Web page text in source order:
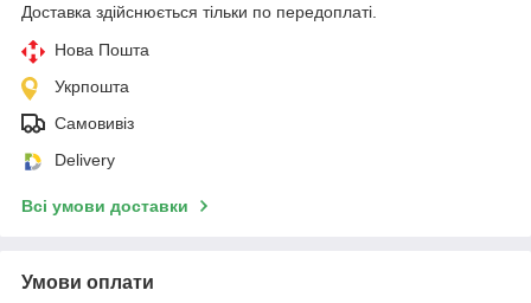
Доставка здійснюється тільки по передоплаті.
Нова Пошта
Укрпошта
Самовивіз
Delivery
Всі умови доставки
Умови оплати